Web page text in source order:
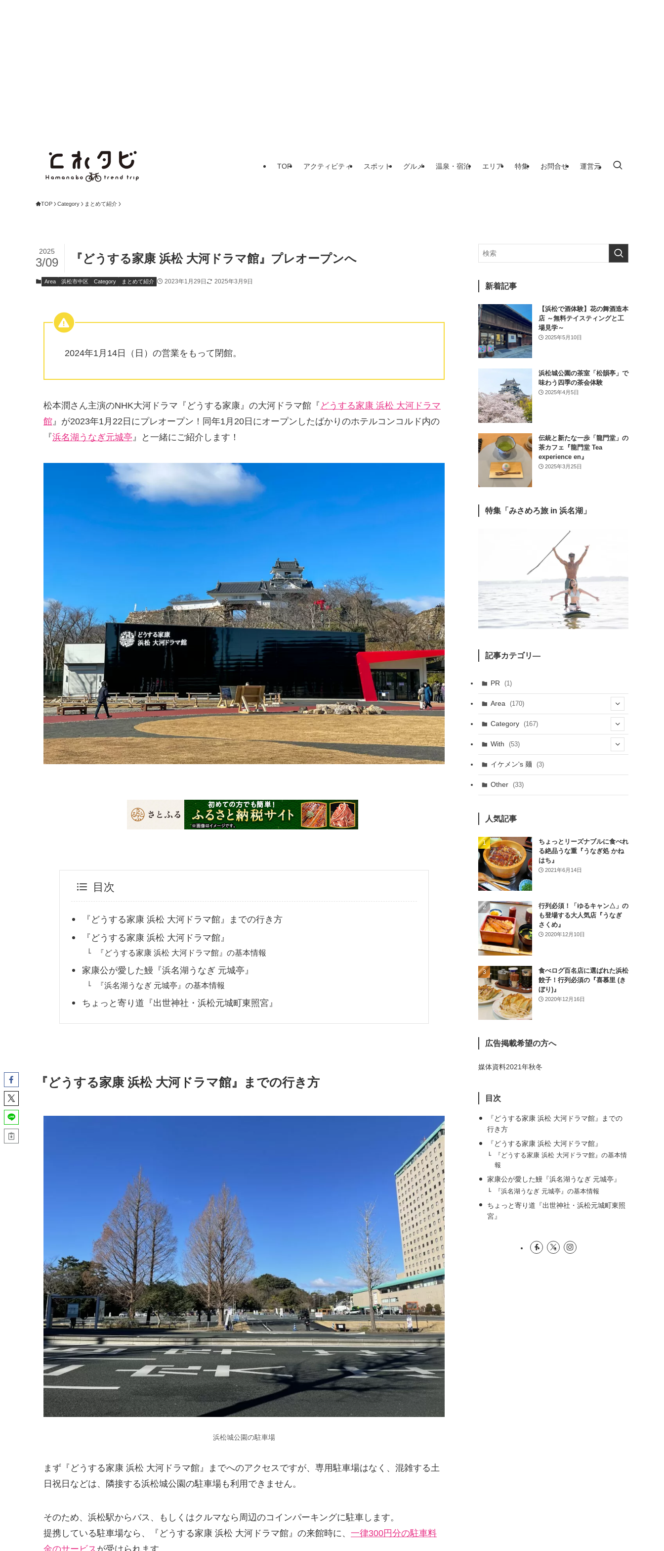
TOP アクティビティ スポット グルメ 温泉・宿泊 エリア 特集 お問合せ 運営元
TOP Category まとめて紹介
『どうする家康 浜松 大河ドラマ館』プレオープンへ
2025
3/09
Area 浜松市中区 Category まとめて紹介 2023年1月29日 2025年3月9日
2024年1月14日（日）の営業をもって閉館。
松本潤さん主演のNHK大河ドラマ『どうする家康』の大河ドラマ館『 どうする家康 浜松 大河ドラマ
館』が2023年1月22日にプレオープン！同年1月20日にオープンしたばかりのホテルコンコルド内の
『浜名湖うなぎ元城亭』と一緒にご紹介します！
目次
『どうする家康 浜松 大河ドラマ館』までの行き方
『どうする家康 浜松 大河ドラマ館』
『どうする家康 浜松 大河ドラマ館』の基本情報
家康公が愛した鰻『浜名湖うなぎ 元城亭』
『浜名湖うなぎ 元城亭』の基本情報
ちょっと寄り道『出世神社・浜松元城町東照宮』
『どうする家康 浜松 大河ドラマ館』までの行き方
浜松城公園の駐車場
まず『どうする家康 浜松 大河ドラマ館』までへのアクセスですが、専用駐車場はなく、混雑する土
日祝日などは、隣接する浜松城公園の駐車場も利用できません。
そのため、浜松駅からバス、もしくはクルマなら周辺のコインパーキングに駐車します。
提携している駐車場なら、『どうする家康 浜松 大河ドラマ館』の来館時に、 一律300円分の駐車料
新着記事
【浜松で酒体験】花の舞酒造本
店 ～無料テイスティングと工
場見学～
2025年5月10日
浜松城公園の茶室「松韻亭」で
味わう四季の茶会体験
2025年4月5日
伝統と新たな一歩「龍門堂」の
茶カフェ『龍門堂 Tea
experience en』
2025年3月25日
特集「みさめろ旅 in 浜名湖」
記事カテゴリ―
PR (1)
Area (170)
(1)
(6)
(11)
(1)
(3)
(26)
(46)
(1)
Category (167)
(114)
With (53)
(15)
(43)
(31)
(49)
イケメン's 麺 (3)
Other (33)
人気記事
ちょっとリーズナブルに食べれ
る絶品うな重『うなぎ処 かね
はち』
2021年6月14日
行列必須！「ゆるキャン△」の
も登場する大人気店『うなぎ
さくめ』
2020年12月10日
食べログ百名店に選ばれた浜松
餃子！行列必須の『喜慕里 (き
ぼり)』
2020年12月16日
広告掲載希望の方へ
媒体資料2021年秋冬
目次
『どうする家康 浜松 大河ドラマ館』までの
行き方
『どうする家康 浜松 大河ドラマ館』
『どうする家康 浜松 大河ドラマ館』の基本情
報
家康公が愛した鰻『浜名湖うなぎ 元城亭』
『浜名湖うなぎ 元城亭』の基本情報
ちょっと寄り道『出世神社・浜松元城町東照
宮』